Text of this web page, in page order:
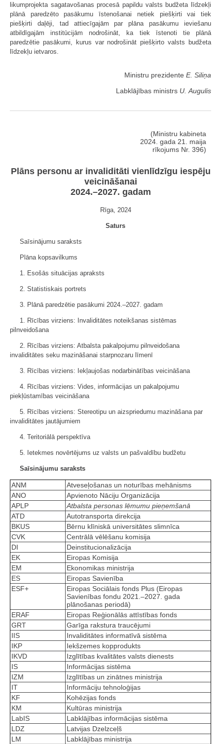
likumprojekta sagatavošanas procesā papildu valsts budžeta līdzekļi
plānā paredzēto pasākumu īstenošanai netiek piešķirti vai tiek
piešķirti daļēji, tad attiecīgajām par plāna pasākumu ieviešanu
atbildīgajām institūcijām nodrošināt, ka tiek īstenoti tie plānā
paredzētie pasākumi, kurus var nodrošināt piešķirto valsts budžeta
līdzekļu ietvaros.
Ministru prezidente E. Siliņa
Labklājības ministrs U. Augulis
(Ministru kabineta
2024. gada 21. maija
rīkojums Nr. 396)
Plāns personu ar invaliditāti vienlīdzīgu iespēju
veicināšanai
2024.–2027. gadam
Rīga, 2024
Saturs
Saīsinājumu saraksts
Plāna kopsavilkums
1. Esošās situācijas apraksts
2. Statistiskais portrets
3. Plānā paredzētie pasākumi 2024.–2027. gadam
1. Rīcības virziens: Invaliditātes noteikšanas sistēmas
pilnveidošana
2. Rīcības virziens: Atbalsta pakalpojumu pilnveidošana
invaliditātes seku mazināšanai starpnozaru līmenī
3. Rīcības virziens: Iekļaujošas nodarbinātības veicināšana
4. Rīcības virziens: Vides, informācijas un pakalpojumu
piekļūstamības veicināšana
5. Rīcības virziens: Stereotipu un aizspriedumu mazināšana par
invaliditātes jautājumiem
4. Teritoriālā perspektīva
5. Ietekmes novērtējums uz valsts un pašvaldību budžetu
Saīsinājumu saraksts
ANM
Atveseļošanas un noturības mehānisms
ANO
Apvienoto Nāciju Organizācija
APLP
Atbalsta personas lēmumu pieņemšanā
ATD
Autotransporta direkcija
BKUS
Bērnu klīniskā universitātes slimnīca
CVK
Centrālā vēlēšanu komisija
DI
Deinstitucionalizācija
EK
Eiropas Komisija
EM
Ekonomikas ministrija
ES
Eiropas Savienība
ESF+
Eiropas Sociālais fonds Plus (Eiropas
Savienības fondu 2021.–2027. gada
plānošanas periodā)
ERAF
Eiropas Reģionālās attīstības fonds
GRT
Garīga rakstura traucējumi
IIS
Invaliditātes informatīvā sistēma
IKP
Iekšzemes kopprodukts
IKVD
Izglītības kvalitātes valsts dienests
IS
Informācijas sistēma
IZM
Izglītības un zinātnes ministrija
IT
Informāciju tehnoloģijas
KF
Kohēzijas fonds
KM
Kultūras ministrija
LabIS
Labklājības informācijas sistēma
LDZ
Latvijas Dzelzceļš
LM
Labklājības ministrija